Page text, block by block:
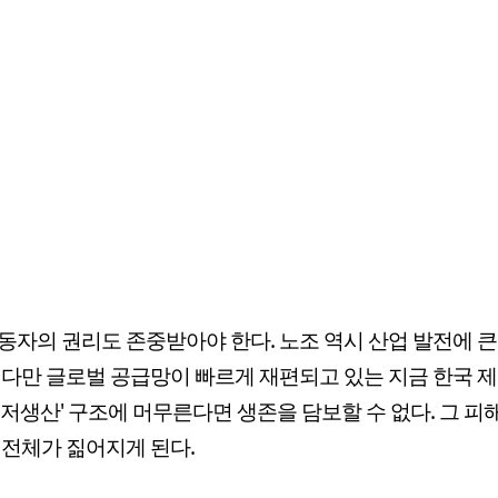
자의 권리도 존중받아야 한다. 노조 역시 산업 발전에
만 글로벌 공급망이 빠르게 재편되고 있는 지금 한국
생산' 구조에 머무른다면 생존을 담보할 수 없다. 그 피
체가 짊어지게 된다.